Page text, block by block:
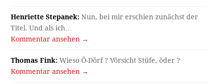
Henriette Stepanek: Nun, bei mir erschien zunächst der
Titel. Und als ich…
Kommentar ansehen →
Thomas Fink: Wieso Ö-Dörf ? Vörsicht Stüfe, öder ?
Kommentar ansehen →